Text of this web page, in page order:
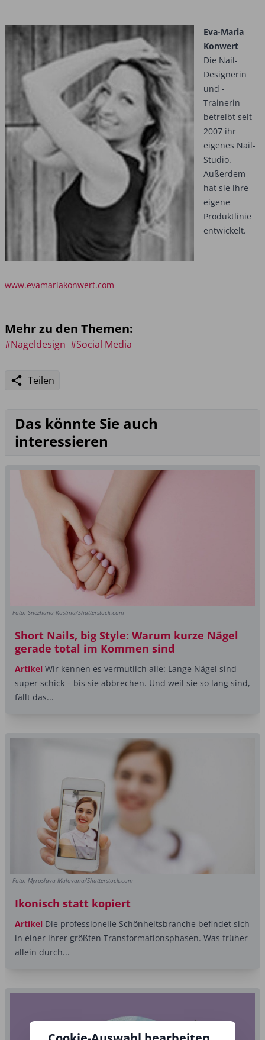
Eva-Maria
Konwert
Die Nail-
Designerin
und -
Trainerin
betreibt seit
2007 ihr
eigenes Nail-
Studio.
Außerdem
hat sie ihre
eigene
Produktlinie
entwickelt.
www.evamariakonwert.com
Mehr zu den Themen:
#Nageldesign #Social Media
Teilen
Das könnte Sie auch
interessieren
Foto: Snezhana Kostina/Shutterstock.com
Short Nails, big Style: Warum kurze Nägel
gerade total im Kommen sind
Artikel Wir kennen es vermutlich alle: Lange Nägel sind
super schick – bis sie abbrechen. Und weil sie so lang sind,
fällt das...
Foto: Myroslava Malovana/Shutterstock.com
Ikonisch statt kopiert
Artikel Die professionelle Schönheitsbranche befindet sich
in einer ihrer größten Transformationsphasen. Was früher
allein durch...